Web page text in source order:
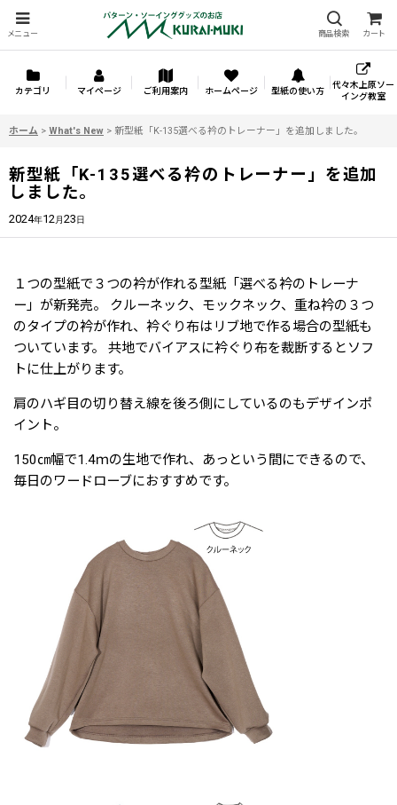
メニュー 商品検索 カート
カテゴリ マイページ ご利用案内 ホームページ 型紙の使い方
代々木上原ソー
イング教室
ホーム > What's New > 新型紙「K-135選べる衿のトレーナー」を追加しました。
新型紙「K-135選べる衿のトレーナー」を追加
しました。
2024年12月23日
１つの型紙で３つの衿が作れる型紙「選べる衿のトレーナ
ー」が新発売。 クルーネック、モックネック、重ね衿の３つ
のタイプの衿が作れ、衿ぐり布はリブ地で作る場合の型紙も
ついています。 共地でバイアスに衿ぐり布を裁断するとソフ
トに仕上がります。
肩のハギ目の切り替え線を後ろ側にしているのもデザインポ
イント。
150㎝幅で1.4ｍの生地で作れ、あっという間にできるので、
毎日のワードローブにおすすめです。